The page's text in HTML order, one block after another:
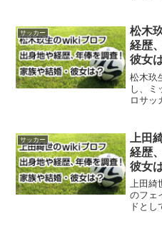
はどこ
しょう
サッカー
松木
経歴
彼女
松木玖
し、ミ
ロサッ
歴を
のくら
サッカー
上田
経歴
彼女
上田
のフェ
ドと